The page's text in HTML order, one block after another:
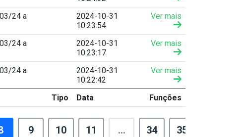
24 a
2024-10-31
10:23:54
Ver mais
24 a
2024-10-31
10:23:17
Ver mais
24 a
2024-10-31
10:22:42
Ver mais
Tipo Data Funções
9 10 11 ... 34 35